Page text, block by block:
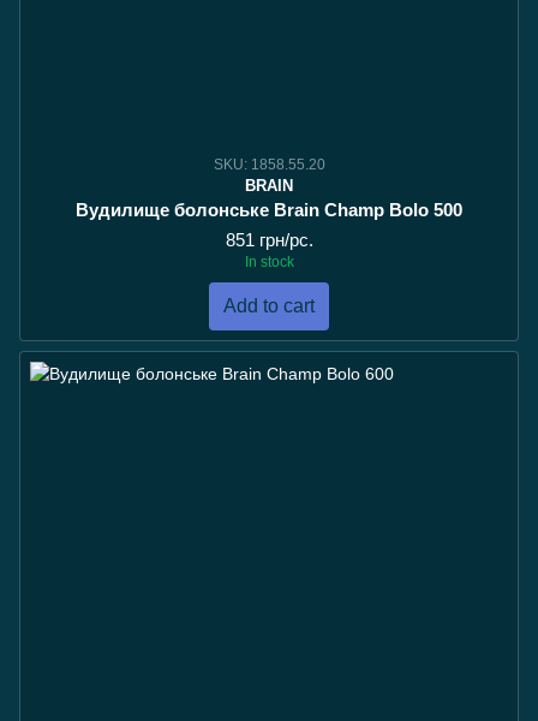
SKU: 1858.55.20
BRAIN
Вудилище болонське Brain Champ Bolo 500
851 грн/pc.
In stock
Add to cart